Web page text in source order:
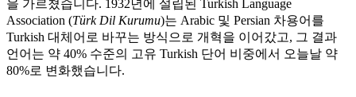
을 가르쳤습니다. 1932년에 설립된 Turkish Language
Association (Türk Dil Kurumu)는 Arabic 및 Persian 차용어를
Turkish 대체어로 바꾸는 방식으로 개혁을 이어갔고, 그 결과
언어는 약 40% 수준의 고유 Turkish 단어 비중에서 오늘날 약
80%로 변화했습니다.